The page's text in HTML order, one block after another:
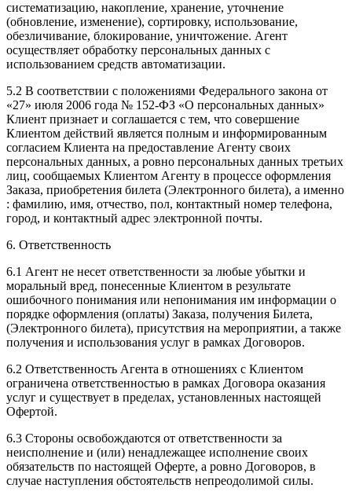
систематизацию, накопление, хранение, уточнение
(обновление, изменение), сортировку, использование,
обезличивание, блокирование, уничтожение. Агент
осуществляет обработку персональных данных с
использованием средств автоматизации.
5.2 В соответствии с положениями Федерального закона от
«27» июля 2006 года № 152-ФЗ «О персональных данных»
Клиент признает и соглашается с тем, что совершение
Клиентом действий является полным и информированным
согласием Клиента на предоставление Агенту своих
персональных данных, а ровно персональных данных третьих
лиц, сообщаемых Клиентом Агенту в процессе оформления
Заказа, приобретения билета (Электронного билета), а именно
: фамилию, имя, отчество, пол, контактный номер телефона,
город, и контактный адрес электронной почты.
6. Ответственность
6.1 Агент не несет ответственности за любые убытки и
моральный вред, понесенные Клиентом в результате
ошибочного понимания или непонимания им информации о
порядке оформления (оплаты) Заказа, получения Билета,
(Электронного билета), присутствия на мероприятии, а также
получения и использования услуг в рамках Договоров.
6.2 Ответственность Агента в отношениях с Клиентом
ограничена ответственностью в рамках Договора оказания
услуг и существует в пределах, установленных настоящей
Офертой.
6.3 Стороны освобождаются от ответственности за
неисполнение и (или) ненадлежащее исполнение своих
обязательств по настоящей Оферте, а ровно Договоров, в
случае наступления обстоятельств непреодолимой силы.